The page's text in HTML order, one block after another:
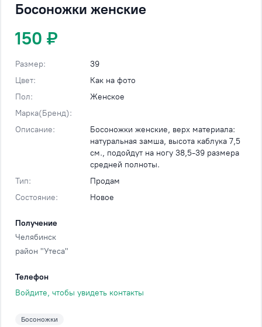
Босоножки женские
150 ₽
Размер:
39
Цвет:
Как на фото
Пол:
Женское
Марка(Бренд):
Описание:
Босоножки женские, верх материала:
натуральная замша, высота каблука 7,5
см., подойдут на ногу 38,5-39 размера
средней полноты.
Тип:
Продам
Состояние:
Новое
Получение
Челябинск
район "Утеса"
Телефон
Войдите, чтобы увидеть контакты
Босоножки